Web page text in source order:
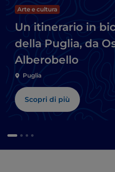
Arte e cultura
Un itinerario in
della Puglia, da
Alberobello
Puglia
Scopri di più